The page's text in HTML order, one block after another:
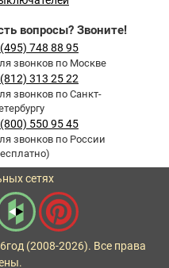
вопросы? Звоните!
748 88 95
звонков по Москве
313 25 22
звонков по Санкт-
550 95 45
звонков по России
сетях
год (2008-2026). Все права